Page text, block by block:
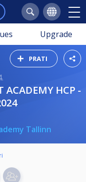
Upgrade
PRATI
Tallinn